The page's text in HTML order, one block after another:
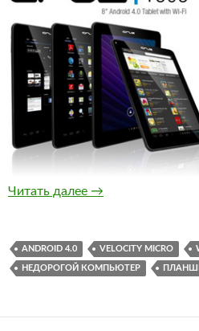
Читать далее Velocity Micro
→
ANDROID 4.0 VELOCITY MICRO
НЕДОРОГОЙ КОМПЬЮТЕР